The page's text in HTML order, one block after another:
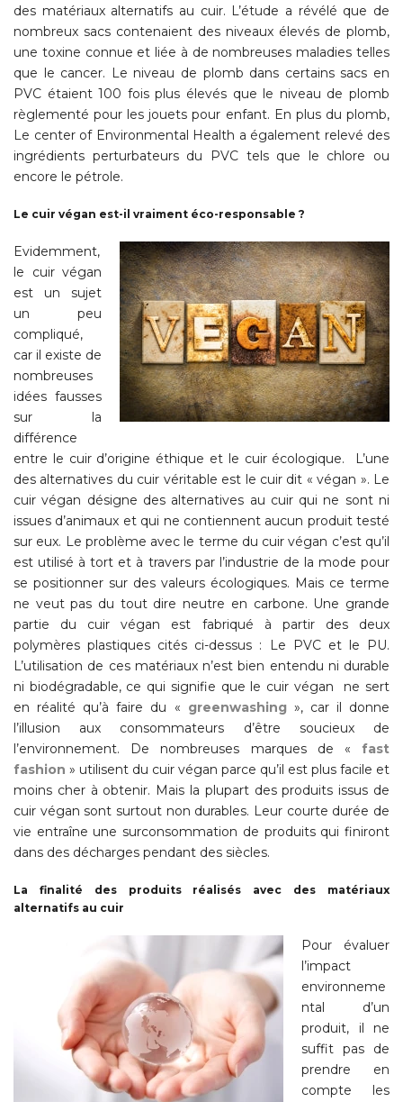
des matériaux alternatifs au cuir. L’étude a révélé que de
nombreux sacs contenaient des niveaux élevés de plomb,
une toxine connue et liée à de nombreuses maladies telles
que le cancer. Le niveau de plomb dans certains sacs en
PVC étaient 100 fois plus élevés que le niveau de plomb
règlementé pour les jouets pour enfant. En plus du plomb,
Le center of Environmental Health a également relevé des
ingrédients perturbateurs du PVC tels que le chlore ou
encore le pétrole.
Le cuir végan est-il vraiment éco-responsable ?
Evidemment,
le cuir végan
est un sujet
un peu
compliqué,
car il existe de
nombreuses
idées fausses
sur la
différence
entre le cuir d’origine éthique et le cuir écologique.
L’une
des alternatives du cuir véritable est le cuir dit « végan ». Le
cuir végan désigne des alternatives au cuir qui ne sont ni
issues d’animaux et qui ne contiennent aucun produit testé
sur eux. Le problème avec le terme du cuir végan c’est qu’il
est utilisé à tort et à travers par l’industrie de la mode pour
se positionner sur des valeurs écologiques. Mais ce terme
ne veut pas du tout dire neutre en carbone. Une grande
partie du cuir végan est fabriqué à partir des deux
polymères plastiques cités ci-dessus : Le PVC et le PU.
L’utilisation de ces matériaux n’est bien entendu ni durable
ni biodégradable, ce qui signifie que le cuir végan ne sert
en réalité qu’à faire du « greenwashing », car il donne
l’illusion aux consommateurs d’être soucieux de
l’environnement.
De nombreuses marques de « fast
fashion » utilisent du cuir végan parce qu’il est plus facile et
moins cher à obtenir. Mais la plupart des produits issus de
cuir végan sont surtout non durables. Leur courte durée de
vie entraîne une surconsommation de produits qui finiront
dans des décharges pendant des siècles.
La finalité des produits réalisés avec des matériaux
alternatifs au cuir
Pour évaluer
l’impact
environneme
ntal d’un
produit, il ne
suffit pas de
prendre en
compte les